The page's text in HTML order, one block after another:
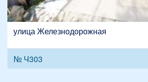
улица Железнодорожная
№ Ч303